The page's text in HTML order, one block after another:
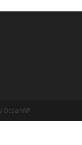
OceanWP